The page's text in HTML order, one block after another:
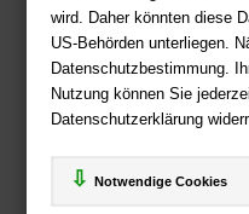
wird. Daher könnten diese
US-Behörden unterliegen.
Datenschutzbestimmung.
Nutzung können Sie
Datenschutzerklärung
Notwendige Cookies
Zahlweisen